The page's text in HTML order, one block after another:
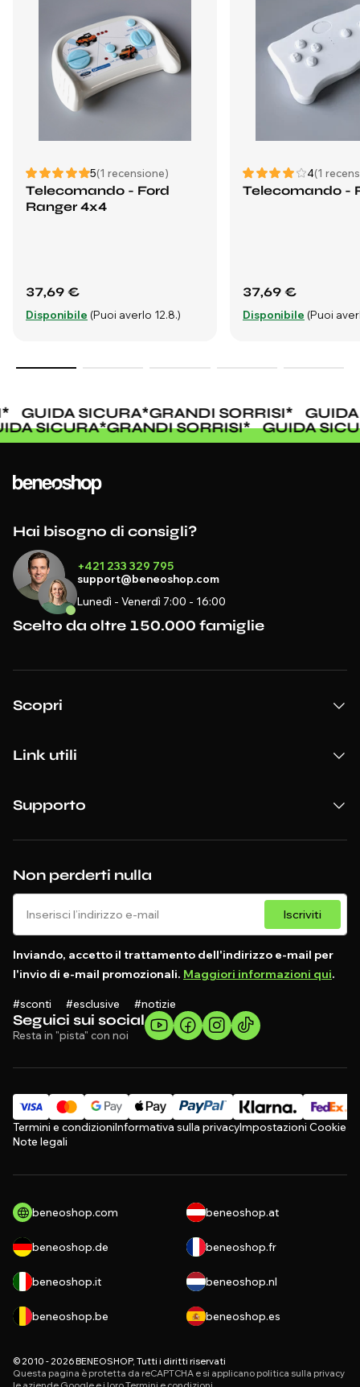
5(1 recensione)
Telecomando - Ford
Ranger 4x4
37,69 €
Disponibile (Puoi averlo 12.8.)
4(1
Telecomando -
37,69 €
Disponibile (Puoi
GUIDA SICURA*GRANDI SORRISI*
GUIDA
SICURA*GRANDI SORRISI* GUIDA
Seguici sui social
Resta in "pista" con noi
Non perderti nulla
Iscriviti
Inviando, accetto il trattamento dell'indirizzo e-mail per
l'invio di e-mail promozionali. Maggiori informazioni qui.
#sconti #esclusive #notizie
Hai bisogno di consigli?
+421 233 329 795
support@beneoshop.com
Lunedì - Venerdì 7:00 - 16:00
Scelto da oltre 150.000 famiglie
Scopri
Link utili
Supporto
Termini e condizioniInformativa sulla privacyImpostazioni Cookie
Note legali
beneoshop.com beneoshop.at
beneoshop.de beneoshop.fr
beneoshop.it beneoshop.nl
beneoshop.be beneoshop.es
© 2010 - 2026 BENEOSHOP, Tutti i diritti riservati
Questa pagina è protetta da reCAPTCHA e si applicano politica sulla privacy